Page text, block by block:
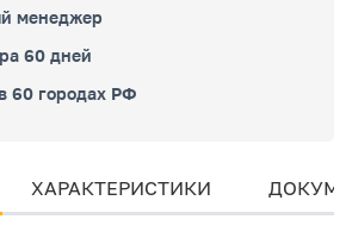
менеджер
60 дней
60 городах РФ
ХАРАКТЕРИСТИКИ